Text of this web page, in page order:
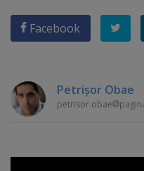
Facebook
Petrişor Obae
petrisor.obae